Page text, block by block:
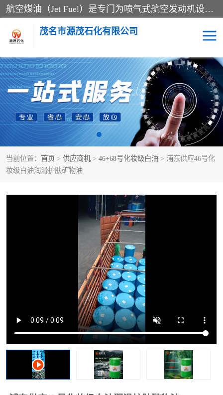
航空煤油（Jet Fuel）是专门为喷气式航空发动机设计的高纯度燃料，主要分为Jet A、Jet A-1和Jet B等类型。其特点是闪点高、低温流动性好，并添加了抗静电剂和抗氧化剂以确保飞行安全。航空煤油需
茂名市源茂石化有限公司
当前位置： 首页 > 供应商机 > 46+68号化妆级白油 > 浦东供应46号化
妆级白油润滑护肤矿物油
RP3航空煤油 D20+D30溶剂油
D40+D60溶剂油 D80+D100溶剂油
6号+120号溶剂油 260号溶剂油
异构烷烃 天然乳胶
46+68号化妆级白油